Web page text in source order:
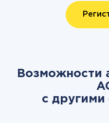
Возможности
с другими